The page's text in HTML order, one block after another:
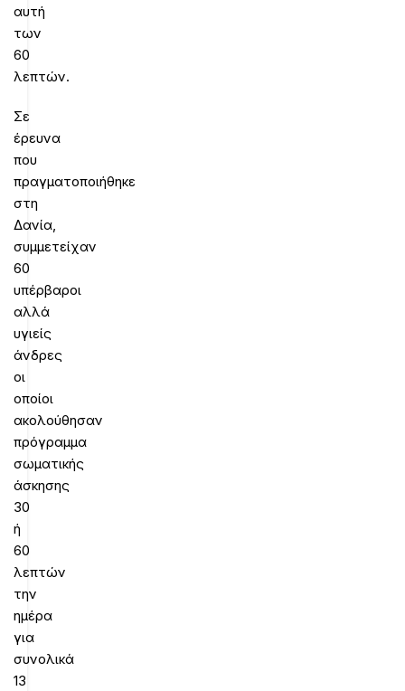
αυτή
των
60
λεπτών.
Σε
έρευνα
που
πραγματοποιήθηκε
στη
Δανία,
συμμετείχαν
60
υπέρβαροι
αλλά
υγιείς
άνδρες
οι
οποίοι
ακολούθησαν
πρόγραμμα
σωματικής
άσκησης
30
ή
60
λεπτών
την
ημέρα
για
συνολικά
13